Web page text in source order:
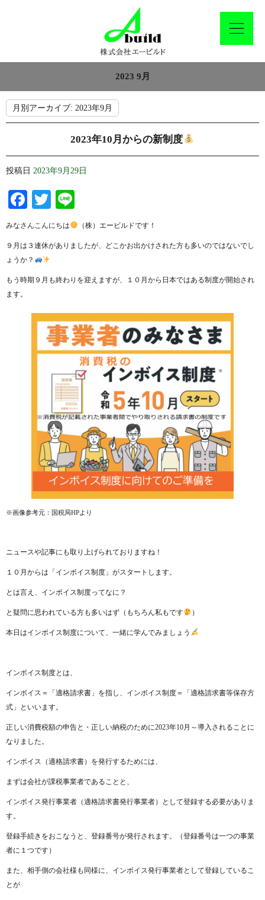
2023 9月
月別アーカイブ: 2023年9月
2023年10月からの新制度
投稿日 2023年9月29日
Facebook
Twitter
みなさんこんにちは （株）エービルドです！
９月は３連休がありましたが、どこかお出かけされた方も多いのではないでし
ょうか？
もう時期９月も終わりを迎えますが、１０月から日本ではある制度が開始され
ます。
※画像参考元：国税局HPより
ニュースや記事にも取り上げられておりますね！
１０月からは「インボイス制度」がスタートします。
とは言え、インボイス制度ってなに？
と疑問に思われている方も多いはず（もちろん私もです ）
本日はインボイス制度について、一緒に学んでみましょう
インボイス制度とは、
インボイス＝「適格請求書」を指し、インボイス制度＝「適格請求書等保存方
式」といいます。
正しい消費税額の申告と・正しい納税のために2023年10月～導入されることに
なりました。
インボイス（適格請求書）を発行するためには、
まずは会社が課税事業者であることと、
インボイス発行事業者（適格請求書発行事業者）として登録する必要がありま
す。
登録手続きをおこなうと、登録番号が発行されます。（登録番号は一つの事業
者に１つです）
また、相手側の会社様も同様に、インボイス発行事業者として登録しているこ
とが